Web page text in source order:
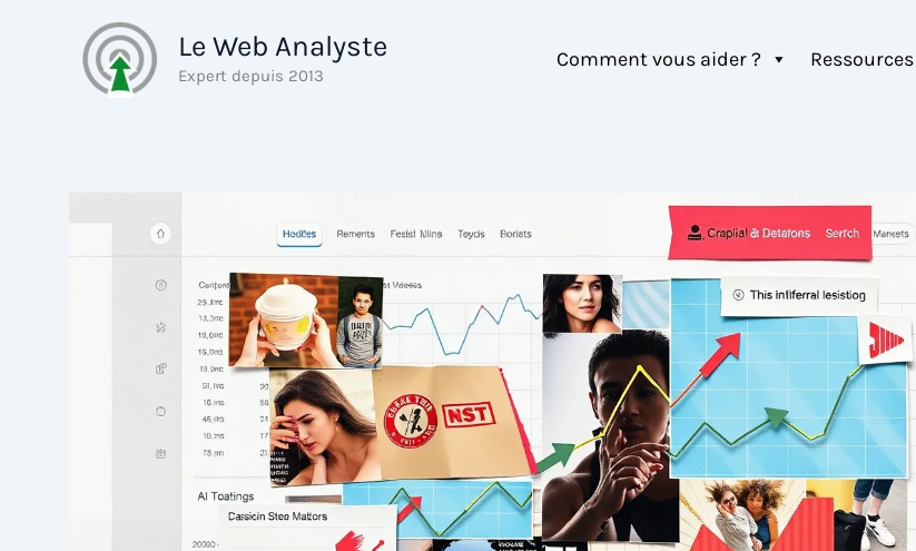
Le Web Analyste
Expert depuis 2013
Comment vous aider ? Ressources